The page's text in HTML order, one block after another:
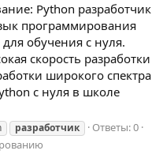
Python разработчик
программирования
обучения с нуля.
скорость разработки
широкого спектра
с нуля в школе
разработчик
Ответы: 0